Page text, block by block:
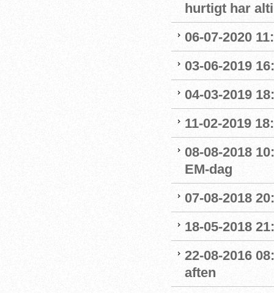
hurtigt har
06-07-2020
03-06-2019
04-03-2019
11-02-2019
08-08-2018
EM-dag
07-08-2018
18-05-2018
22-08-2016
aften